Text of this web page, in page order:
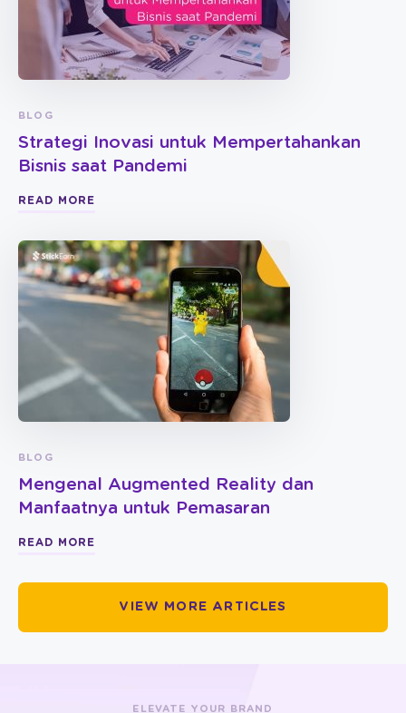
BLOG
Strategi Inovasi untuk Mempertahankan
Bisnis saat Pandemi
READ MORE
BLOG
Mengenal Augmented Reality dan
Manfaatnya untuk Pemasaran
READ MORE
VIEW MORE ARTICLES
ELEVATE YOUR BRAND